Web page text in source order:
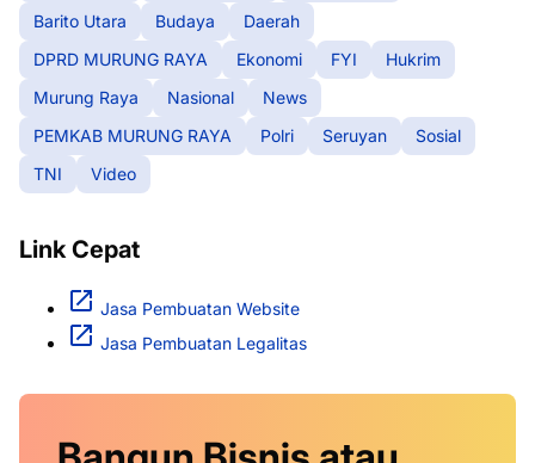
Barito Utara
Budaya
Daerah
DPRD MURUNG RAYA
Ekonomi FYI
Hukrim
Murung Raya
Nasional
News
PEMKAB MURUNG RAYA
Polri Seruyan
Sosial
TNI
Video
Link Cepat
Jasa Pembuatan Website
Jasa Pembuatan Legalitas